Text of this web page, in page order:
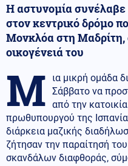
Η αστυνομία
στον κεντρικό δρόμο
Μονκλόα στη Μαδρίτη,
οικογένειά του
Μ
ια μικρή ομάδα
Σάββατο να
από την
πρωθυπουργού της
διάρκεια μαζικής
ζήτησαν την παραίτησή
σκανδάλων διαφθοράς,